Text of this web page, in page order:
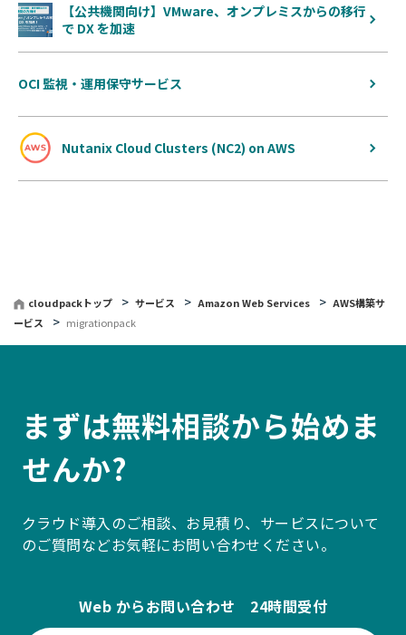
【公共機関向け】VMware、オンプレミスからの移行
で DX を加速
OCI 監視・運用保守サービス
Nutanix Cloud Clusters (NC2) on AWS
cloudpackトップ サービス Amazon Web Services
AWS構築サ
ービス
migrationpack
まずは無料相談から始めま
せんか?
クラウド導入のご相談、お見積り、サービスについて
のご質問などお気軽にお問い合わせください。
Web からお問い合わせ 24時間受付